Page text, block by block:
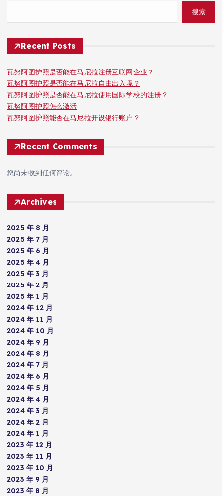
搜索
Recent Posts
瓦努阿图护照是否能在马尼拉注册互联网企业？
瓦努阿图护照是否能在马尼拉自由出入境？
瓦努阿图护照是否能在马尼拉使用国际学校的注册？
瓦努阿图护照怎么激活
瓦努阿图护照能否在马尼拉开设银行账户？
Recent Comments
您尚未收到任何评论。
Archives
2025 年 8 月
2025 年 7 月
2025 年 6 月
2025 年 4 月
2025 年 3 月
2025 年 2 月
2025 年 1 月
2024 年 12 月
2024 年 11 月
2024 年 10 月
2024 年 9 月
2024 年 8 月
2024 年 7 月
2024 年 6 月
2024 年 5 月
2024 年 4 月
2024 年 3 月
2024 年 2 月
2024 年 1 月
2023 年 12 月
2023 年 11 月
2023 年 10 月
2023 年 9 月
2023 年 8 月